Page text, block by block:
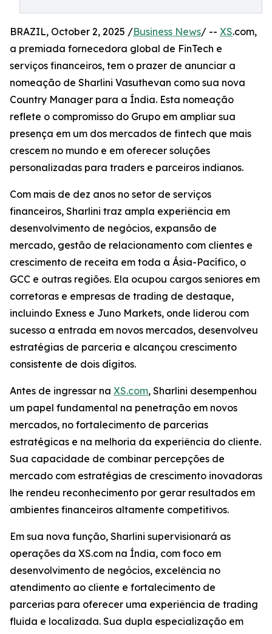
BRAZIL, October 2, 2025 /Business News/ -- XS.com,
a premiada fornecedora global de FinTech e
serviços financeiros, tem o prazer de anunciar a
nomeação de Sharlini Vasuthevan como sua nova
Country Manager para a Índia. Esta nomeação
reflete o compromisso do Grupo em ampliar sua
presença em um dos mercados de fintech que mais
crescem no mundo e em oferecer soluções
personalizadas para traders e parceiros indianos.
Com mais de dez anos no setor de serviços
financeiros, Sharlini traz ampla experiência em
desenvolvimento de negócios, expansão de
mercado, gestão de relacionamento com clientes e
crescimento de receita em toda a Ásia-Pacífico, o
GCC e outras regiões. Ela ocupou cargos seniores em
corretoras e empresas de trading de destaque,
incluindo Exness e Juno Markets, onde liderou com
sucesso a entrada em novos mercados, desenvolveu
estratégias de parceria e alcançou crescimento
consistente de dois dígitos.
Antes de ingressar na XS.com, Sharlini desempenhou
um papel fundamental na penetração em novos
mercados, no fortalecimento de parcerias
estratégicas e na melhoria da experiência do cliente.
Sua capacidade de combinar percepções de
mercado com estratégias de crescimento inovadoras
lhe rendeu reconhecimento por gerar resultados em
ambientes financeiros altamente competitivos.
Em sua nova função, Sharlini supervisionará as
operações da XS.com na Índia, com foco em
desenvolvimento de negócios, excelência no
atendimento ao cliente e fortalecimento de
parcerias para oferecer uma experiência de trading
fluida e localizada. Sua dupla especialização em